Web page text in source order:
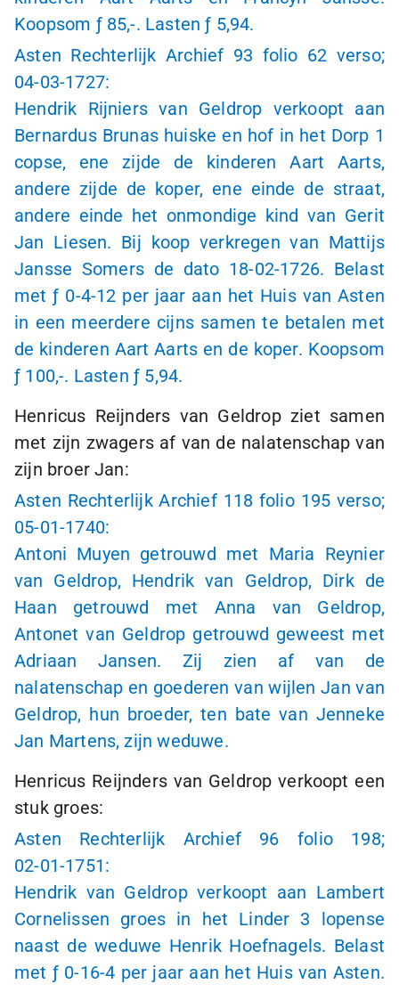
Koopsom ƒ 85,-. Lasten ƒ 5,94.
Asten Rechterlijk Archief 93 folio 62 verso;
04-03-1727:
Hendrik Rijniers van Geldrop verkoopt aan
Bernardus Brunas huiske en hof in het Dorp 1
copse, ene zijde de kinderen Aart Aarts,
andere zijde de koper, ene einde de straat,
andere einde het onmondige kind van Gerit
Jan Liesen. Bij koop verkregen van Mattijs
Jansse Somers de dato 18-02-1726. Belast
metƒ 0-4-12 per jaar aan het Huis van Asten
in een meerdere cijns samen te betalen met
de kinderen Aart Aarts en de koper. Koopsom
ƒ 100,-. Lastenƒ 5,94.
Henricus Reijnders van Geldrop ziet samen
met zijn zwagers af van de nalatenschap van
zijn broer Jan:
Asten Rechterlijk Archief 118 folio 195 verso;
05-01-1740:
Antoni Muyen getrouwd met Maria Reynier
van Geldrop, Hendrik van Geldrop, Dirk de
Haan getrouwd met Anna van Geldrop,
Antonet van Geldrop getrouwd geweest met
Adriaan Jansen. Zij zien af van de
nalatenschap en goederen van wijlen Jan van
Geldrop, hun broeder, ten bate van Jenneke
Jan Martens, zijn weduwe.
Henricus Reijnders van Geldrop verkoopt een
stuk groes:
Asten Rechterlijk Archief 96 folio 198;
02-01-1751:
Hendrik van Geldrop verkoopt aan Lambert
Cornelissen groes in het Linder 3 lopense
naast de weduwe Henrik Hoefnagels. Belast
met ƒ 0-16-4 per jaar aan het Huis van Asten.